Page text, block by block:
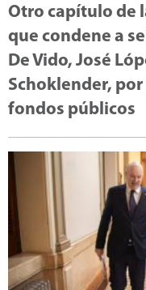
Otro capítulo de
que condene a
De Vido, José
Schoklender,
fondos públicos